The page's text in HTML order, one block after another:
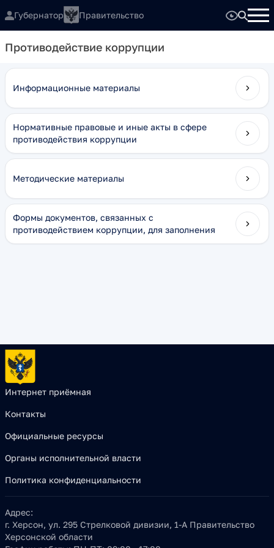
Губернатор Правительство
Противодействие коррупции
Информационные материалы
Нормативные правовые и иные акты в сфере
противодействия коррупции
Методические материалы
Формы документов, связанных с
противодействием коррупции, для заполнения
Интернет приёмная
Контакты
Официальные ресурсы
Органы исполнительной власти
Политика конфиденциальности
Адрес:
г. Херсон, ул. 295 Стрелковой дивизии, 1-А Правительство
Херсонской области